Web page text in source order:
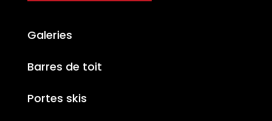
Galeries
Barres de toit
Portes skis